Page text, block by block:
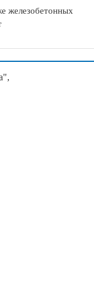
железобетонных